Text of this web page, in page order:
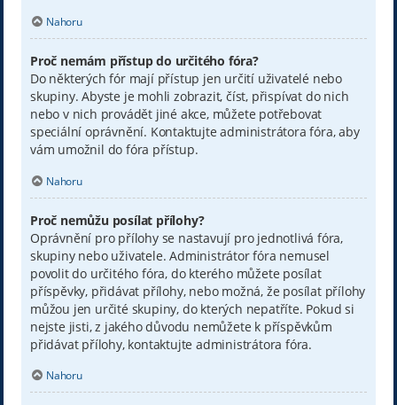
Nahoru
Proč nemám přístup do určitého fóra?
Do některých fór mají přístup jen určití uživatelé nebo
skupiny. Abyste je mohli zobrazit, číst, přispívat do nich
nebo v nich provádět jiné akce, můžete potřebovat
speciální oprávnění. Kontaktujte administrátora fóra, aby
vám umožnil do fóra přístup.
Nahoru
Proč nemůžu posílat přílohy?
Oprávnění pro přílohy se nastavují pro jednotlivá fóra,
skupiny nebo uživatele. Administrátor fóra nemusel
povolit do určitého fóra, do kterého můžete posílat
příspěvky, přidávat přílohy, nebo možná, že posílat přílohy
můžou jen určité skupiny, do kterých nepatříte. Pokud si
nejste jisti, z jakého důvodu nemůžete k příspěvkům
přidávat přílohy, kontaktujte administrátora fóra.
Nahoru